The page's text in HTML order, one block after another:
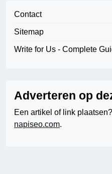
Contact
Sitemap
Write for Us - Complete
Adverteren op
Een artikel of link
napiseo.com.